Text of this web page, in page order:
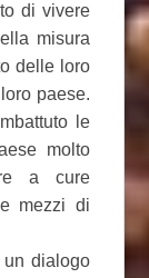
di vivere
misura
delle loro
paese.
le
molto
a cure
mezzi di
dialogo